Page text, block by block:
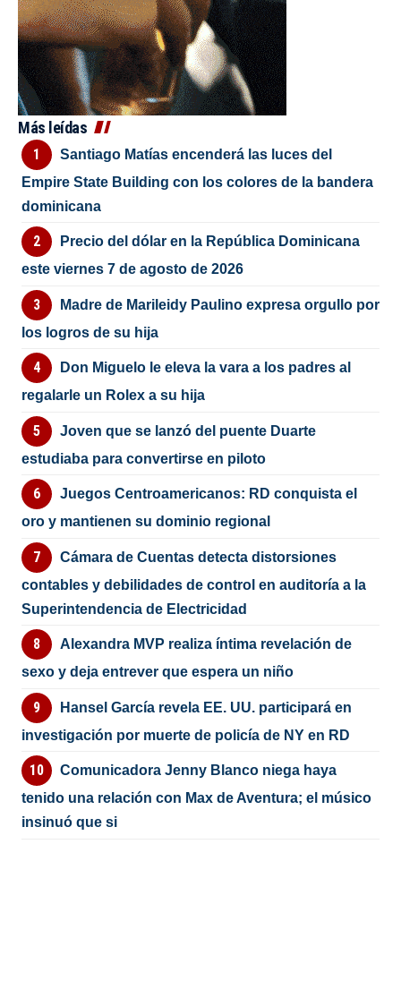
Más leídas
Santiago Matías encenderá las luces del
Empire State Building con los colores de la bandera
dominicana
Precio del dólar en la República Dominicana
este viernes 7 de agosto de 2026
Madre de Marileidy Paulino expresa orgullo por
los logros de su hija
Don Miguelo le eleva la vara a los padres al
regalarle un Rolex a su hija
Joven que se lanzó del puente Duarte
estudiaba para convertirse en piloto
Juegos Centroamericanos: RD conquista el
oro y mantienen su dominio regional
Cámara de Cuentas detecta distorsiones
contables y debilidades de control en auditoría a la
Superintendencia de Electricidad
Alexandra MVP realiza íntima revelación de
sexo y deja entrever que espera un niño
Hansel García revela EE. UU. participará en
investigación por muerte de policía de NY en RD
Comunicadora Jenny Blanco niega haya
tenido una relación con Max de Aventura; el músico
insinuó que si